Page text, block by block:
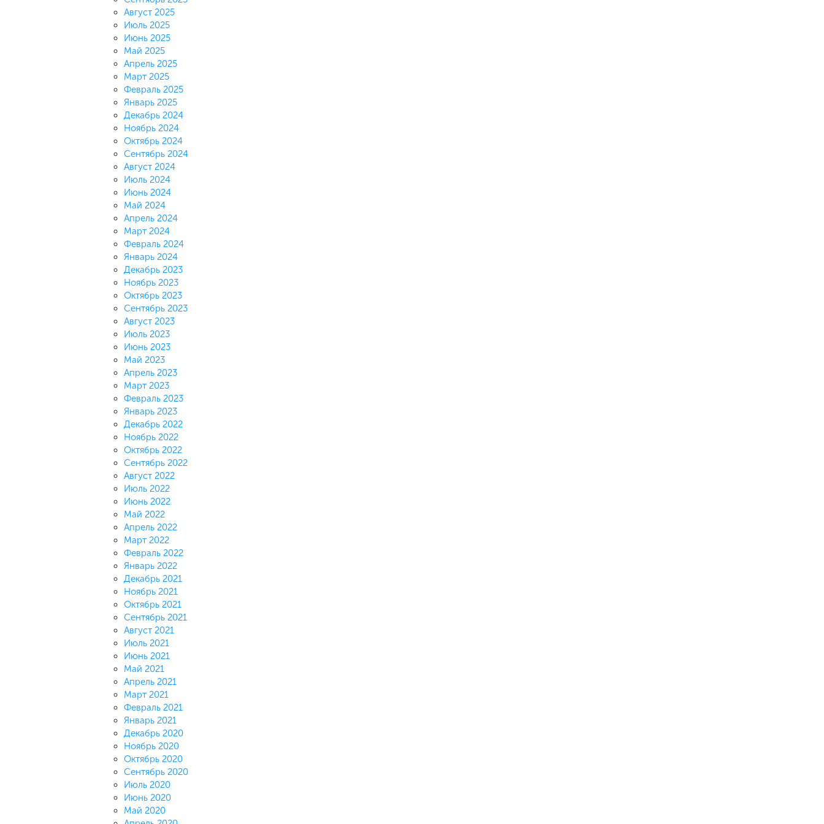
Август 2025
Июль 2025
Июнь 2025
Май 2025
Апрель 2025
Март 2025
Февраль 2025
Январь 2025
Декабрь 2024
Ноябрь 2024
Октябрь 2024
Сентябрь 2024
Август 2024
Июль 2024
Июнь 2024
Май 2024
Апрель 2024
Март 2024
Февраль 2024
Январь 2024
Декабрь 2023
Ноябрь 2023
Октябрь 2023
Сентябрь 2023
Август 2023
Июль 2023
Июнь 2023
Май 2023
Апрель 2023
Март 2023
Февраль 2023
Январь 2023
Декабрь 2022
Ноябрь 2022
Октябрь 2022
Сентябрь 2022
Август 2022
Июль 2022
Июнь 2022
Май 2022
Апрель 2022
Март 2022
Февраль 2022
Январь 2022
Декабрь 2021
Ноябрь 2021
Октябрь 2021
Сентябрь 2021
Август 2021
Июль 2021
Июнь 2021
Май 2021
Апрель 2021
Март 2021
Февраль 2021
Январь 2021
Декабрь 2020
Ноябрь 2020
Октябрь 2020
Сентябрь 2020
Июль 2020
Июнь 2020
Май 2020